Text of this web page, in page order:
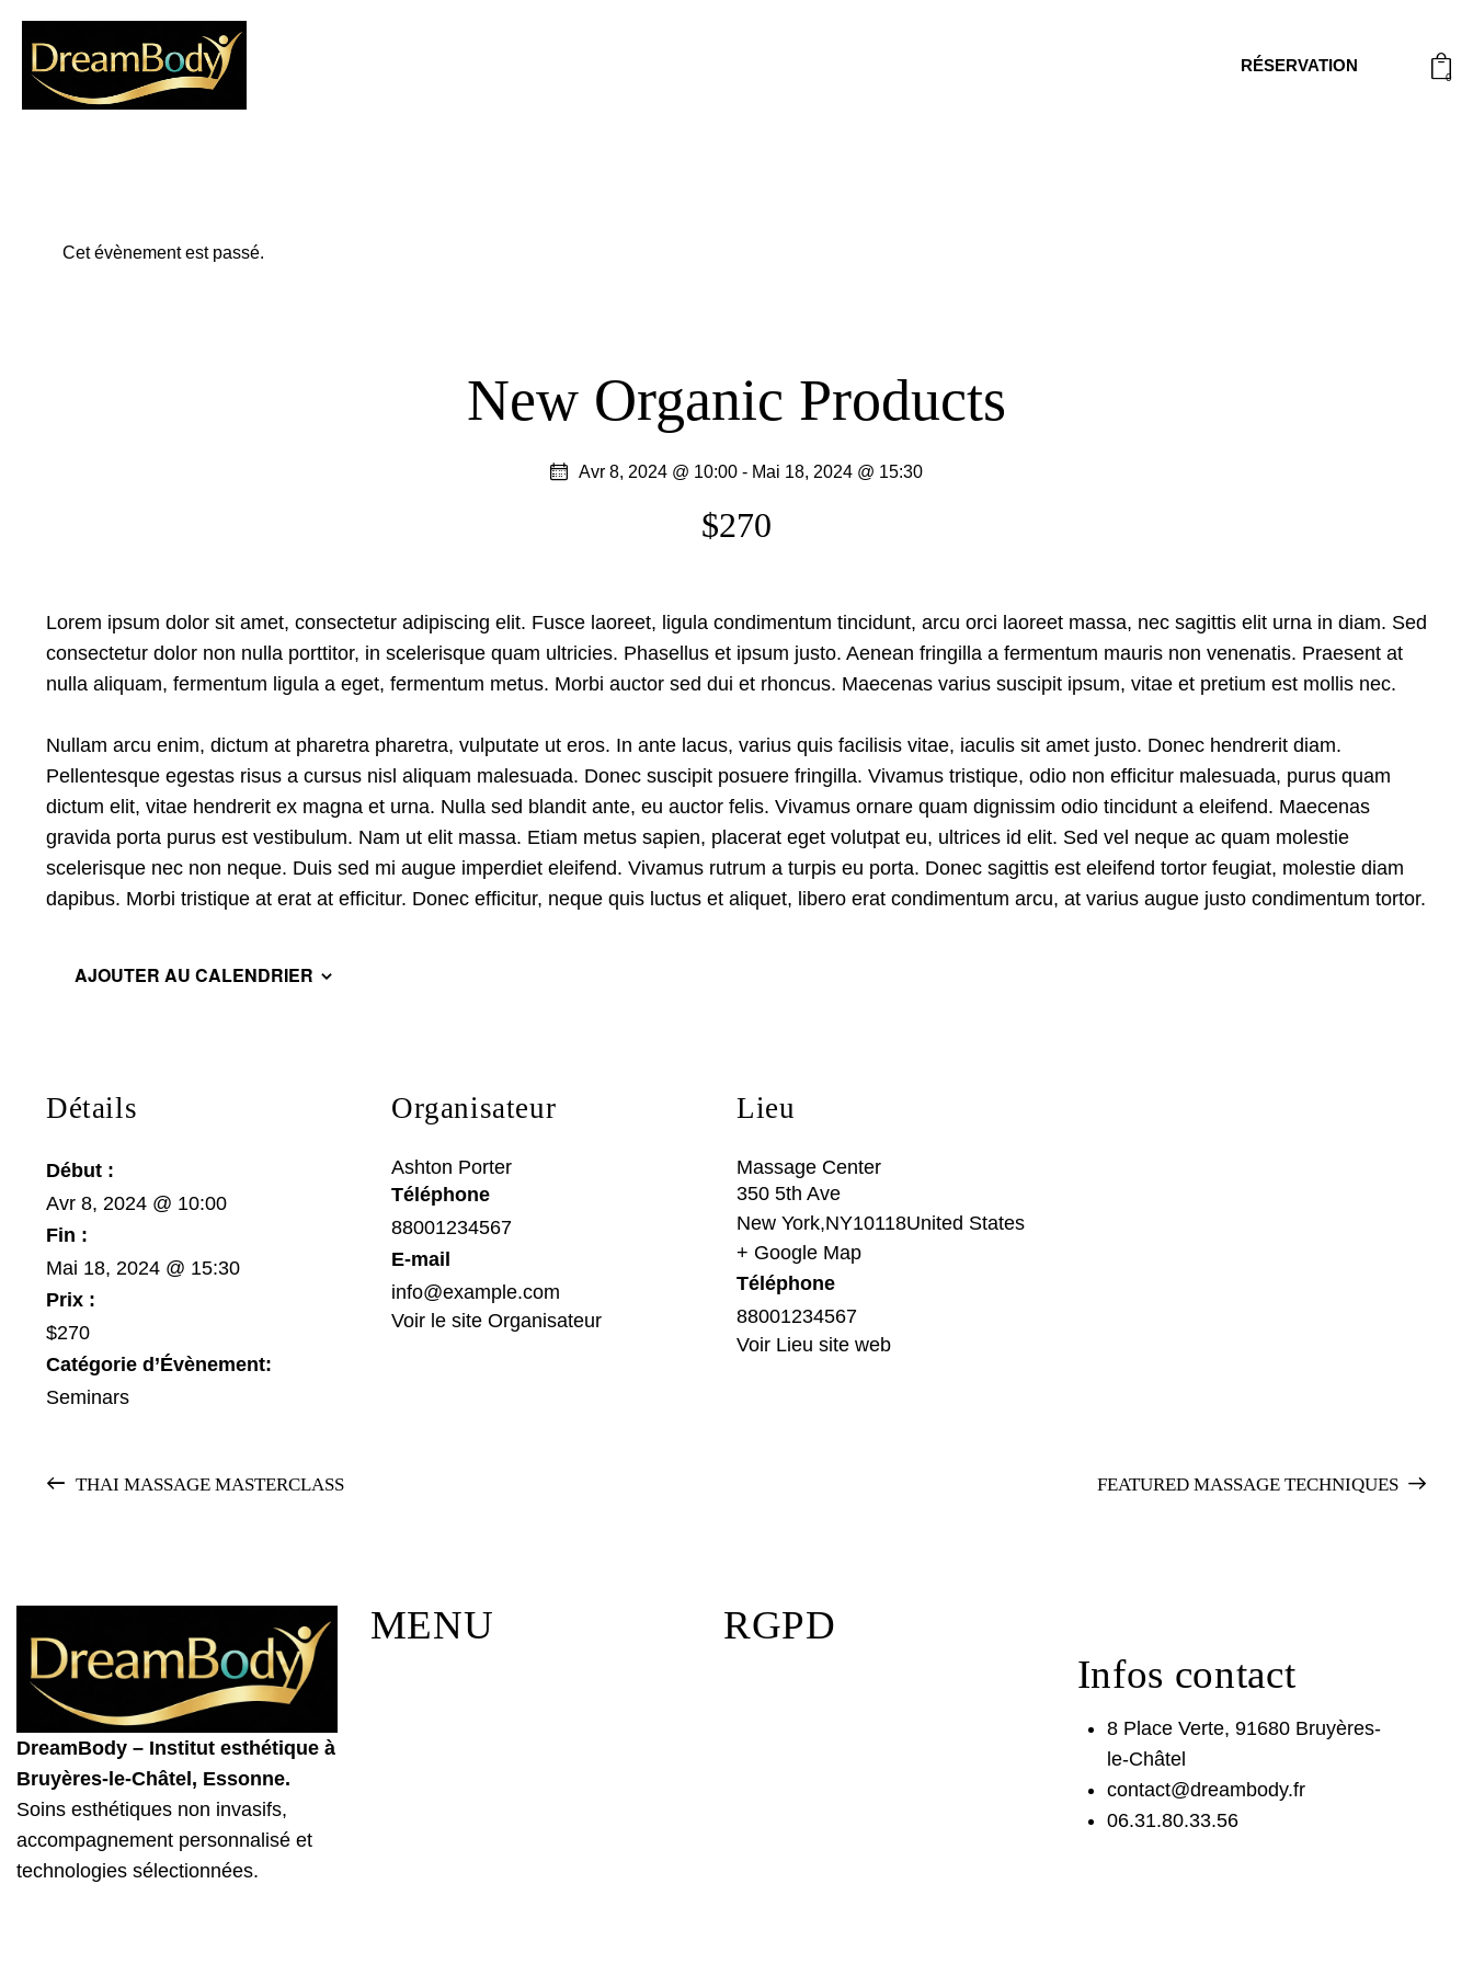
RÉSERVATION
0
Cet évènement est passé.
New Organic Products
Avr 8, 2024 @ 10:00 - Mai 18, 2024 @ 15:30
$270
Lorem ipsum dolor sit amet, consectetur adipiscing elit. Fusce laoreet, ligula condimentum tincidunt, arcu orci laoreet massa, nec sagittis elit urna in diam. Sed
consectetur dolor non nulla porttitor, in scelerisque quam ultricies. Phasellus et ipsum justo. Aenean fringilla a fermentum mauris non venenatis. Praesent at
nulla aliquam, fermentum ligula a eget, fermentum metus. Morbi auctor sed dui et rhoncus. Maecenas varius suscipit ipsum, vitae et pretium est mollis nec.
Nullam arcu enim, dictum at pharetra pharetra, vulputate ut eros. In ante lacus, varius quis facilisis vitae, iaculis sit amet justo. Donec hendrerit diam.
Pellentesque egestas risus a cursus nisl aliquam malesuada. Donec suscipit posuere fringilla. Vivamus tristique, odio non efficitur malesuada, purus quam
dictum elit, vitae hendrerit ex magna et urna. Nulla sed blandit ante, eu auctor felis. Vivamus ornare quam dignissim odio tincidunt a eleifend. Maecenas
gravida porta purus est vestibulum. Nam ut elit massa. Etiam metus sapien, placerat eget volutpat eu, ultrices id elit. Sed vel neque ac quam molestie
scelerisque nec non neque. Duis sed mi augue imperdiet eleifend. Vivamus rutrum a turpis eu porta. Donec sagittis est eleifend tortor feugiat, molestie diam
dapibus. Morbi tristique at erat at efficitur. Donec efficitur, neque quis luctus et aliquet, libero erat condimentum arcu, at varius augue justo condimentum tortor.
AJOUTER AU CALENDRIER
Détails
Début :
Avr 8, 2024 @ 10:00
Fin :
Mai 18, 2024 @ 15:30
Prix :
$270
Catégorie d’Évènement:
Seminars
Organisateur
Ashton Porter
Téléphone
88001234567
E-mail
info@example.com
Voir le site Organisateur
Lieu
Massage Center
350 5th Ave
New York,NY10118United States
+ Google Map
Téléphone
88001234567
Voir Lieu site web
THAI MASSAGE MASTERCLASS FEATURED MASSAGE TECHNIQUES
DreamBody – Institut esthétique à
Bruyères-le-Châtel, Essonne.
Soins esthétiques non invasifs,
accompagnement personnalisé et
technologies sélectionnées.
MENU
RGPD
Infos contact
8 Place Verte, 91680 Bruyères-
le-Châtel
contact@dreambody.fr
06.31.80.33.56